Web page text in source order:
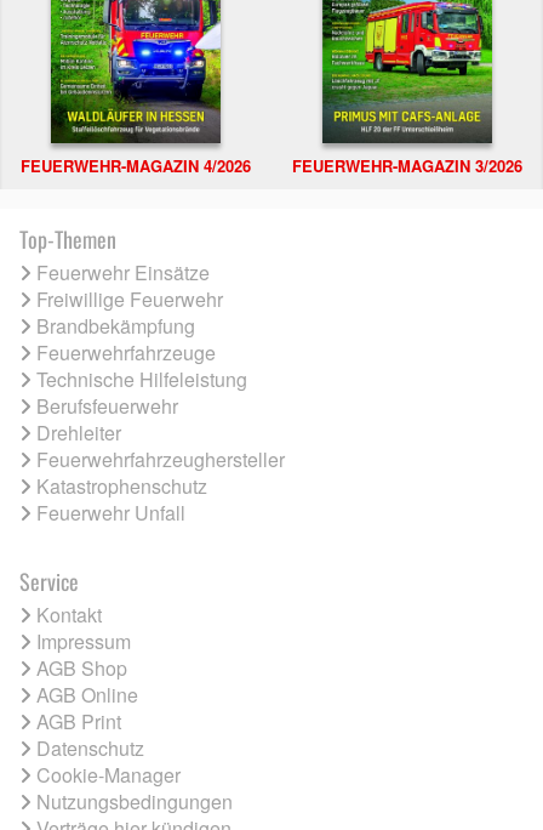
FEUERWEHR-MAGAZIN 4/2026 FEUERWEHR-MAGAZIN 3/2026
Top-Themen
Feuerwehr Einsätze
Freiwillige Feuerwehr
Brandbekämpfung
Feuerwehrfahrzeuge
Technische Hilfeleistung
Berufsfeuerwehr
Drehleiter
Feuerwehrfahrzeughersteller
Katastrophenschutz
Feuerwehr Unfall
Service
Kontakt
Impressum
AGB Shop
AGB Online
AGB Print
Datenschutz
Cookie-Manager
Nutzungsbedingungen